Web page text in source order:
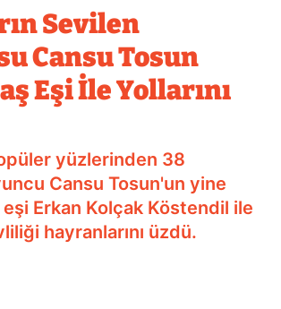
Sevilen
Cansu Tosun
Eşi İle Yollarını
yüzlerinden 38
Cansu Tosun'un yine
Erkan Kolçak Köstendil ile
hayranlarını üzdü.